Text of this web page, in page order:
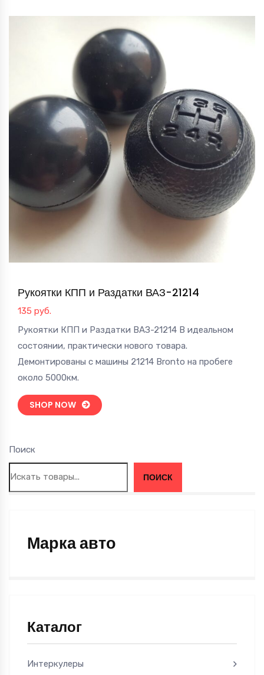
Поиск
ПОИСК
Марка авто
Каталог
Интеркулеры
Рукоятки КПП и Раздатки ВАЗ-21214
135 руб.
Рукоятки КПП и Раздатки ВАЗ-21214 В идеальном
состоянии, практически нового товара.
Демонтированы с машины 21214 Bronto на пробеге
около 5000км.
SHOP NOW